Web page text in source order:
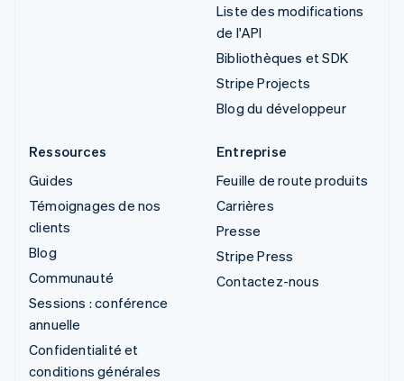
Liste des modifications
de l'API
Bibliothèques et SDK
Stripe Projects
Blog du développeur
Ressources
Guides
Témoignages de nos
clients
Blog
Communauté
Sessions : conférence
annuelle
Confidentialité et
conditions générales
Entreprise
Feuille de route produits
Carrières
Presse
Stripe Press
Contactez-nous